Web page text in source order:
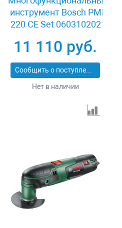
инструмент Bosch PMF
220 CE Set 0603102021
11 110 руб.
Сообщить о поступлении
Нет в наличии